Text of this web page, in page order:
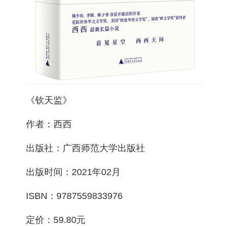
《钦天监》
作者：西西
出版社：广西师范大学出版社
出版时间：2021年02月
ISBN：9787559833976
定价：59.80元